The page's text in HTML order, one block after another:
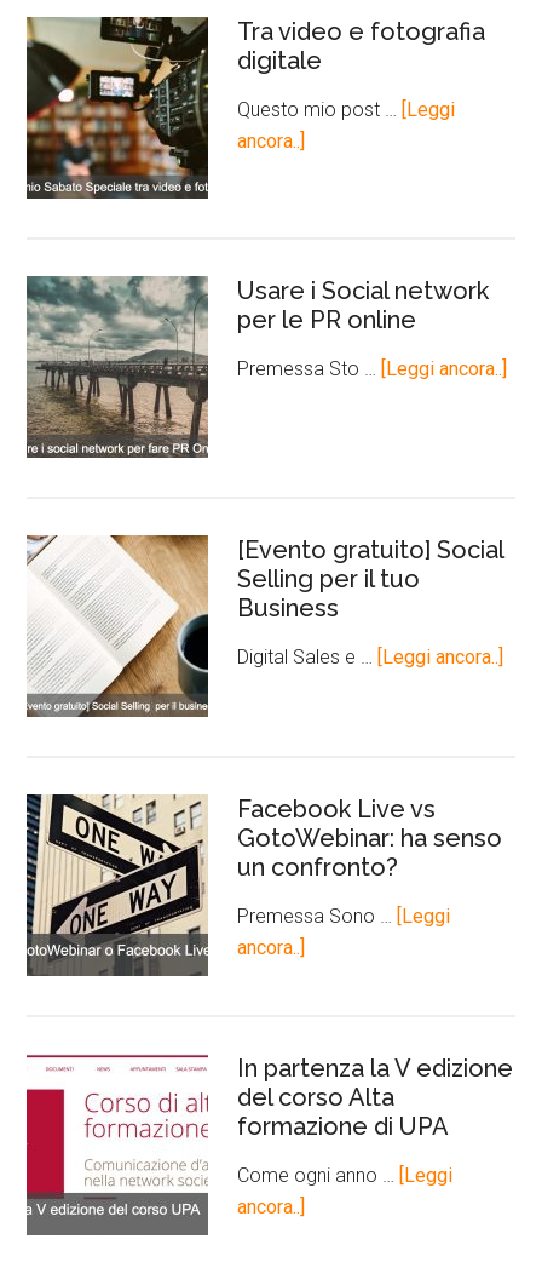
Tra video e fotografia
digitale
Questo mio post …
[Leggi
ancora..]
Usare i Social network
per le PR online
Premessa Sto … [Leggi ancora..]
[Evento gratuito] Social
Selling per il tuo
Business
Digital Sales e … [Leggi ancora..]
Facebook Live vs
GotoWebinar: ha senso
un confronto?
Premessa Sono …
[Leggi
ancora..]
In partenza la V edizione
del corso Alta
formazione di UPA
Come ogni anno …
[Leggi
ancora..]